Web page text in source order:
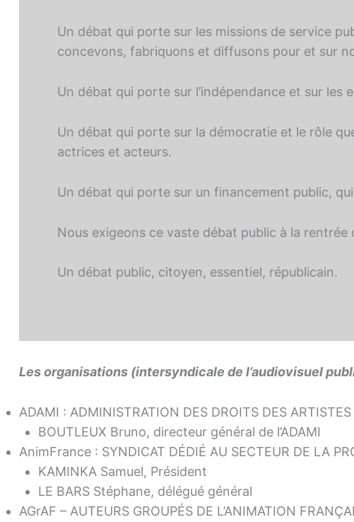
Un débat qui porte sur les missions de service
concevons, fabriquons et diffusons pour et sur
Un débat qui porte sur l’indépendance et sur les
Un débat qui porte sur la démocratie et le rôle
actrices et acteurs.
Un débat qui porte sur un financement public,
Nous exigeons ce vaste débat public à la rentrée
Un débat public, citoyen, essentiel, républicain.
Les organisations (intersyndicale de l’audiovisuel
ADAMI : ADMINISTRATION DES DROITS DES
BOUTLEUX Bruno, directeur général de l’ADAMI
AnimFrance : SYNDICAT DÉDIÉ AU SECTEUR DE LA
KAMINKA Samuel, Président
LE BARS Stéphane, délégué général
AGrAF – AUTEURS GROUPÉS DE L’ANIMATION